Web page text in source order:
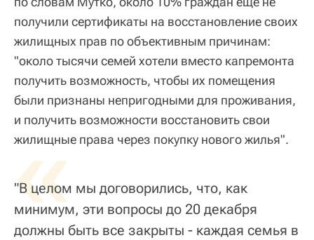
получили сертификаты на восстановление своих
жилищных прав по объективным причинам:
"около тысячи семей хотели вместо капремонта
получить возможность, чтобы их помещения
были признаны непригодными для проживания,
и получить возможности восстановить свои
жилищные права через покупку нового жилья".
«
"В целом мы договорились, что, как
минимум, эти вопросы до 20 декабря
должны быть все закрыты - каждая семья в